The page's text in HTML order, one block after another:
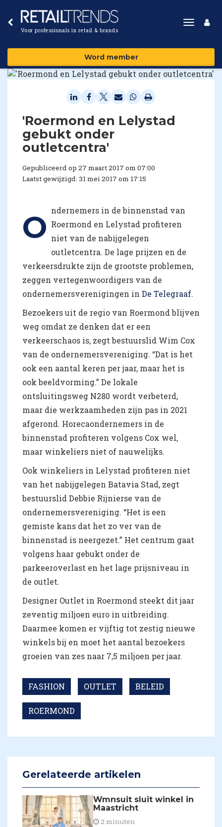
Voor professionals in retail & brands
Toggle
Word member
'​Roermond en Lelystad
gebukt onder
outletcentra'
Gepubliceerd op 27 maart 2017 om 07:00
Laatst gewijzigd: 31 mei 2017 om 17:15
O ndernemers in de binnenstad van
Roermond en Lelystad profiteren
niet van de nabijgelegen
outletcentra. De lage prijzen en de
verkeersdrukte zijn de grootste problemen,
zeggen vertegenwoordigers van de
ondernemersverenigingen in De Telegraaf.
Bezoekers uit de regio van Roermond blijven
weg omdat ze denken dat er een
verkeerschaos is, zegt bestuurslid Wim Cox
van de ondernemersvereniging. “Dat is het
ook een aantal keren per jaar, maar het is
ook beeldvorming.” De lokale
ontsluitingsweg N280 wordt verbeterd,
maar die werkzaamheden zijn pas in 2021
afgerond. Horecaondernemers in de
binnenstad profiteren volgens Cox wel,
maar winkeliers niet of nauwelijks.
Ook winkeliers in Lelystad profiteren niet
van het nabijgelegen Batavia Stad, zegt
bestuurslid Debbie Rijnierse van de
ondernemersvereniging. “Het is een
gemiste kans dat het zo ver van de
binnenstad is neergezet.” Het centrum gaat
volgens haar gebukt onder de
parkeeroverlast en het lage prijsniveau in
de outlet.
Designer Outlet in Roermond steekt dit jaar
zeventig miljoen euro in uitbreiding.
Daarmee komen er vijftig tot zestig nieuwe
winkels bij en moet het aantal bezoekers
groeien van zes naar 7,5 miljoen per jaar.
FASHION OUTLET BELEID
ROERMOND
Gerelateerde artikelen
Wmnsuit sluit winkel in
Maastricht
2 minuten